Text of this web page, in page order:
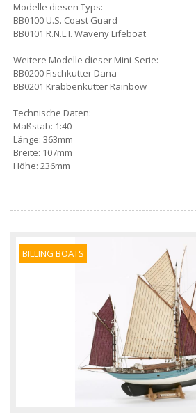
Modelle diesen Typs:
BB0100 U.S. Coast Guard
BB0101 R.N.L.I. Waveny Lifeboat
Weitere Modelle dieser Mini-Serie:
BB0200 Fischkutter Dana
BB0201 Krabbenkutter Rainbow
Technische Daten:
Maßstab: 1:40
Länge: 363mm
Breite: 107mm
Höhe: 236mm
BILLING BOATS